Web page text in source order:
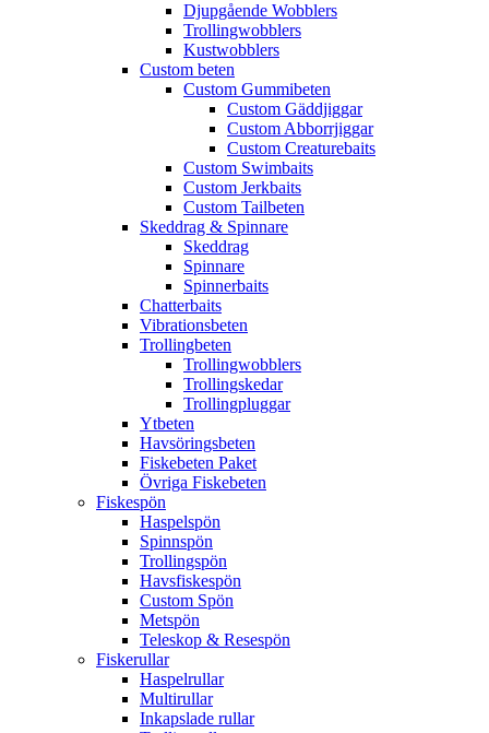
Djupgående Wobblers
Trollingwobblers
Kustwobblers
Custom beten
Custom Gummibeten
Custom Gäddjiggar
Custom Abborrjiggar
Custom Creaturebaits
Custom Swimbaits
Custom Jerkbaits
Custom Tailbeten
Skeddrag & Spinnare
Skeddrag
Spinnare
Spinnerbaits
Chatterbaits
Vibrationsbeten
Trollingbeten
Trollingwobblers
Trollingskedar
Trollingpluggar
Ytbeten
Havsöringsbeten
Fiskebeten Paket
Övriga Fiskebeten
Fiskespön
Haspelspön
Spinnspön
Trollingspön
Havsfiskespön
Custom Spön
Metspön
Teleskop & Resespön
Fiskerullar
Haspelrullar
Multirullar
Inkapslade rullar